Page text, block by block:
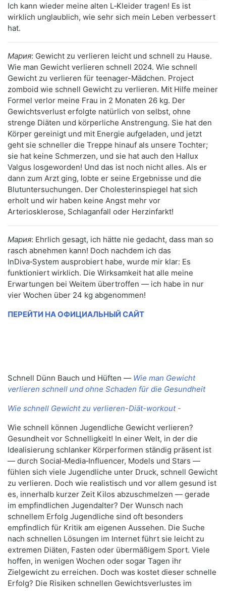
Ich kann wieder meine alten L‑Kleider tragen! Es ist
wirklich unglaublich, wie sehr sich mein Leben verbessert
hat.
Мария: Gewicht zu verlieren leicht und schnell zu Hause.
Wie man Gewicht verlieren schnell 2024. Wie schnell
Gewicht zu verlieren für teenager-Mädchen. Project
zomboid wie schnell Gewicht zu verlieren. Mit Hilfe meiner
Formel verlor meine Frau in 2 Monaten 26 kg. Der
Gewichtsverlust erfolgte natürlich von selbst, ohne
strenge Diäten und körperliche Anstrengung. Sie hat den
Körper gereinigt und mit Energie aufgeladen, und jetzt
geht sie schneller die Treppe hinauf als unsere Tochter;
sie hat keine Schmerzen, und sie hat auch den Hallux
Valgus losgeworden! Und das ist noch nicht alles. Als er
dann zum Arzt ging, lobte er seine Ergebnisse und die
Blutuntersuchungen. Der Cholesterinspiegel hat sich
erholt und wir haben keine Angst mehr vor
Arteriosklerose, Schlaganfall oder Herzinfarkt!
Мария: Ehrlich gesagt, ich hätte nie gedacht, dass man so
rasch abnehmen kann! Doch nachdem ich das
InDiva‑System ausprobiert habe, wurde mir klar: Es
funktioniert wirklich. Die Wirksamkeit hat alle meine
Erwartungen bei Weitem übertroffen — ich habe in nur
vier Wochen über 24 kg abgenommen!
ПЕРЕЙТИ НА ОФИЦИАЛЬНЫЙ САЙТ
Schnell Dünn Bauch und Hüften — Wie man Gewicht
verlieren schnell und ohne Schaden für die Gesundheit
Wie schnell Gewicht zu verlieren-Diät-workout -
Wie schnell können Jugendliche Gewicht verlieren?
Gesundheit vor Schnelligkeit! In einer Welt, in der die
Idealisierung schlanker Körperformen ständig präsent ist
— durch Social‑Media‑Influencer, Models und Stars —
fühlen sich viele Jugendliche unter Druck, schnell Gewicht
zu verlieren. Doch wie realistisch und vor allem gesund ist
es, innerhalb kurzer Zeit Kilos abzuschmelzen — gerade
im empfindlichen Jugendalter? Der Wunsch nach
schnellem Erfolg Jugendliche sind oft besonders
empfindlich für Kritik am eigenen Aussehen. Die Suche
nach schnellen Lösungen im Internet führt sie leicht zu
extremen Diäten, Fasten oder übermäßigem Sport. Viele
hoffen, in wenigen Wochen oder sogar Tagen ihr
Zielgewicht zu erreichen. Doch was kostet dieser schnelle
Erfolg? Die Risiken schnellen Gewichtsverlustes im